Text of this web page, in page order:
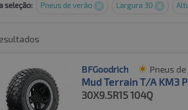
seleção: Pneus de verão Largura 30
BFGoodrich Pneus
Mud Terrain T/A KM3
30X9.5R15104Q